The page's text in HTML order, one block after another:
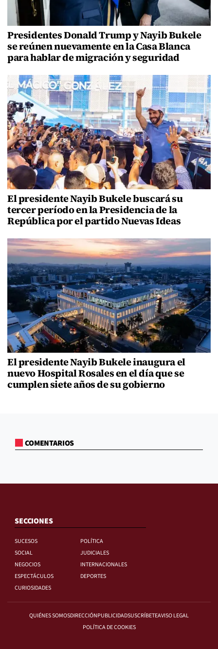
Presidentes Donald Trump y Nayib Bukele
se reúnen nuevamente en la Casa Blanca
para hablar de migración y seguridad
El presidente Nayib Bukele buscará su
tercer período en la Presidencia de la
República por el partido Nuevas Ideas
El presidente Nayib Bukele inaugura el
nuevo Hospital Rosales en el día que se
cumplen siete años de su gobierno
COMENTARIOS
SECCIONES
SUCESOS
POLÍTICA
SOCIAL
JUDICIALES
NEGOCIOS
INTERNACIONALES
ESPECTÁCULOS
DEPORTES
CURIOSIDADES
QUIÉNES SOMOSDIRECCIÓNPUBLICIDADSUSCRÍBETEAVISO LEGAL
POLÍTICA DE COOKIES